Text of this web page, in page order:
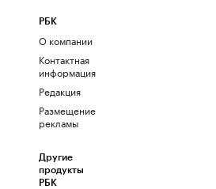
РБК
О компании
Контактная
информация
Редакция
Размещение
рекламы
Другие
продукты
РБК